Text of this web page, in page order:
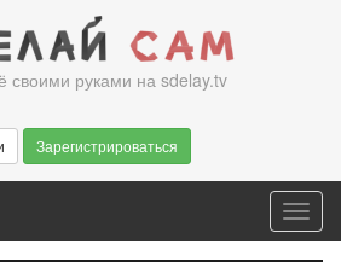
своими руками на sdelay.tv
Зарегистрироваться